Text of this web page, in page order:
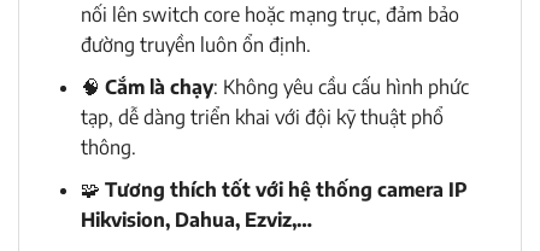
nối lên switch core hoặc mạng trục, đảm bảo
đường truyền luôn ổn định.
🧠 Cắm là chạy: Không yêu cầu cấu hình phức
tạp, dễ dàng triển khai với đội kỹ thuật phổ
thông.
🧩 Tương thích tốt với hệ thống camera IP
Hikvision, Dahua, Ezviz,…